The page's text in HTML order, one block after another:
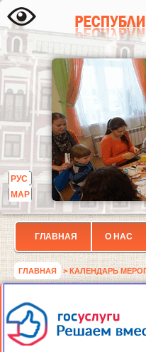
РУС
МАР
ГЛАВНАЯ О НАС
ГЛАВНАЯ > КАЛЕНДАРЬ